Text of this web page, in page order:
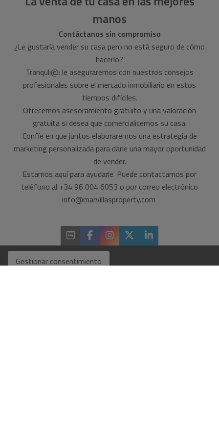
manos
Contáctanos sin compromiso
¿Le gustaría vender su casa pero no está seguro de cómo
hacerlo?
Tranquli@: le aseguraremos con nuestros consejos
profesionales sobre el mercado inmobiliario en estos
tiempos difíciles.
Ofrecemos asesoramiento gratuito y una valoración
gratuita si desea que comercialicemos su casa.
Confíe en que juntos elaboraremos una estrategia de
marketing personalizada para darle una mayor oportunidad
de vender.
Estamos aquí para ayudarle. Puede contactarnos por
teléfono al +34 96 004 6053 o por correo electrónico
info@marvillasproperty.com
ENCUÉNTRANOS
Gestionar consentimiento